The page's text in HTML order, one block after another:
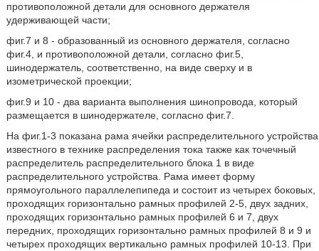
противоположной детали для основного держателя
удерживающей части;
фиг.7 и 8 - образованный из основного держателя, согласно
фиг.4, и противоположной детали, согласно фиг.5,
шинодержатель, соответственно, на виде сверху и в
изометрической проекции;
фиг.9 и 10 - два варианта выполнения шинопровода, который
размещается в шинодержателе, согласно фиг.7.
На фиг.1-3 показана рама ячейки распределительного устройства
известного в технике распределения тока также как точечный
распределитель распределительного блока 1 в виде
распределительного устройства. Рама имеет форму
прямоугольного параллелепипеда и состоит из четырех боковых,
проходящих горизонтально рамных профилей 2-5, двух задних,
проходящих горизонтально рамных профилей 6 и 7, двух
передних, проходящих горизонтально рамных профилей 8 и 9 и
четырех проходящих вертикально рамных профилей 10-13. При